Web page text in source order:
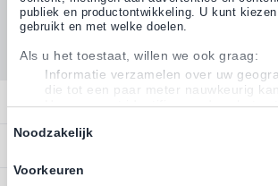
publiek en productontwikkeling. U kunt
gebruikt en met welke doelen.
Als u het toestaat, willen we ook graag:
Informatie verzamelen over uw
die tot een paar meter nauwkeurig
Uw apparaat identificeren door het
Lees meer over hoe uw persoonlijke
toestemming op elk moment wijzigen of
Noodzakelijk
Voorkeuren
Kontakt
Kontakt
Konto
4,64 (880)